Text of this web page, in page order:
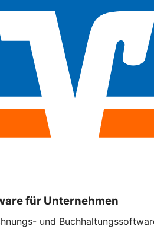
für Unternehmen
und